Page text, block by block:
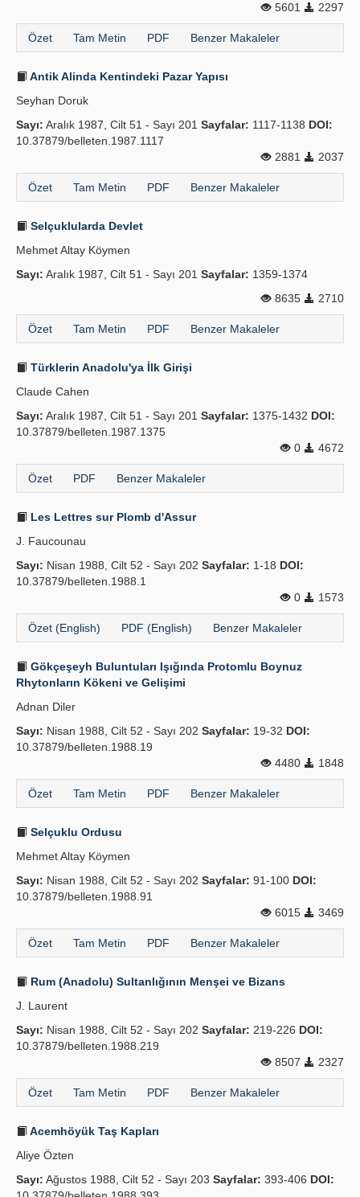
5601
2297
Özet Tam Metin PDF Benzer Makaleler
Antik Alinda Kentindeki Pazar Yapısı
Seyhan Doruk
Sayı: Aralık 1987, Cilt 51 - Sayı 201 Sayfalar: 1117-1138 DOI:
10.37879/belleten.1987.1117
2881
2037
Özet Tam Metin PDF Benzer Makaleler
Selçuklularda Devlet
Mehmet Altay Köymen
Sayı: Aralık 1987, Cilt 51 - Sayı 201 Sayfalar: 1359-1374
8635
2710
Özet Tam Metin PDF Benzer Makaleler
Türklerin Anadolu'ya İlk Girişi
Claude Cahen
Sayı: Aralık 1987, Cilt 51 - Sayı 201 Sayfalar: 1375-1432 DOI:
10.37879/belleten.1987.1375
0
4672
Özet PDF Benzer Makaleler
Les Lettres sur Plomb d'Assur
J. Faucounau
Sayı: Nisan 1988, Cilt 52 - Sayı 202 Sayfalar: 1-18 DOI:
10.37879/belleten.1988.1
0
1573
Özet (English) PDF (English) Benzer Makaleler
Gökçeşeyh Buluntuları Işığında Protomlu Boynuz
Rhytonların Kökeni ve Gelişimi
Adnan Diler
Sayı: Nisan 1988, Cilt 52 - Sayı 202 Sayfalar: 19-32 DOI:
10.37879/belleten.1988.19
4480
1848
Özet Tam Metin PDF Benzer Makaleler
Selçuklu Ordusu
Mehmet Altay Köymen
Sayı: Nisan 1988, Cilt 52 - Sayı 202 Sayfalar: 91-100 DOI:
10.37879/belleten.1988.91
6015
3469
Özet Tam Metin PDF Benzer Makaleler
Rum (Anadolu) Sultanlığının Menşei ve Bizans
J. Laurent
Sayı: Nisan 1988, Cilt 52 - Sayı 202 Sayfalar: 219-226 DOI:
10.37879/belleten.1988.219
8507
2327
Özet Tam Metin PDF Benzer Makaleler
Acemhöyük Taş Kapları
Aliye Özten
Sayı: Ağustos 1988, Cilt 52 - Sayı 203 Sayfalar: 393-406 DOI: